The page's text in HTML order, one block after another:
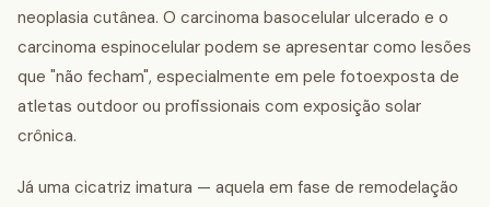
neoplasia cutânea. O carcinoma basocelular ulcerado e o
carcinoma espinocelular podem se apresentar como lesões
que "não fecham", especialmente em pele fotoexposta de
atletas outdoor ou profissionais com exposição solar
crônica.
Já uma cicatriz imatura — aquela em fase de remodelação